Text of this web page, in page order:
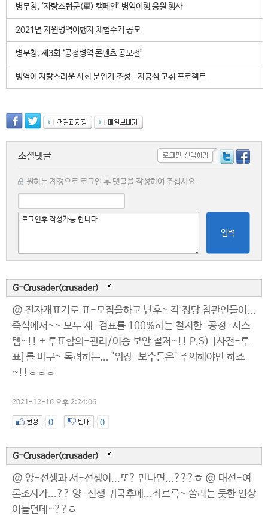
병무청, ‘자랑스럽군(軍) 캠페인’ 병역이행 응원 행사
2021년 자원병역이행자 체험수기 공모
병무청, 제3회 ‘공정병역 콘텐츠 공모전’
병역이 자랑스러운 사회 분위기 조성...자긍심 고취 프로젝트
소셜댓글
원하는 계정으로 로그인 후 댓글을 작성하여 주십시요.
입력
G-Crusader(crusader)
@ 전자개표기로 표-모집을하고 난후~ 각 정당 참관인들이...
즉석에서~~ 모두 재-검표를 100%하는 철저한-공정-시스
템~!! + 투표함의-관리/이송 보안 철저~!! P.S) [사전-투
표]를 마구~ 독려하는... "위장-보수들은" 주의해야만 하죠
~!!ㅎㅎㅎ
2021-12-16 오후 2:24:06
0 0
G-Crusader(crusader)
@ 양-선생과 서-선생이...또? 만나면...???ㅎ @ 대선-여
론조사가...?? 양-선생 귀국후에...좌르륵~ 쏠리는 듯한 인상
이들던데~??ㅎ